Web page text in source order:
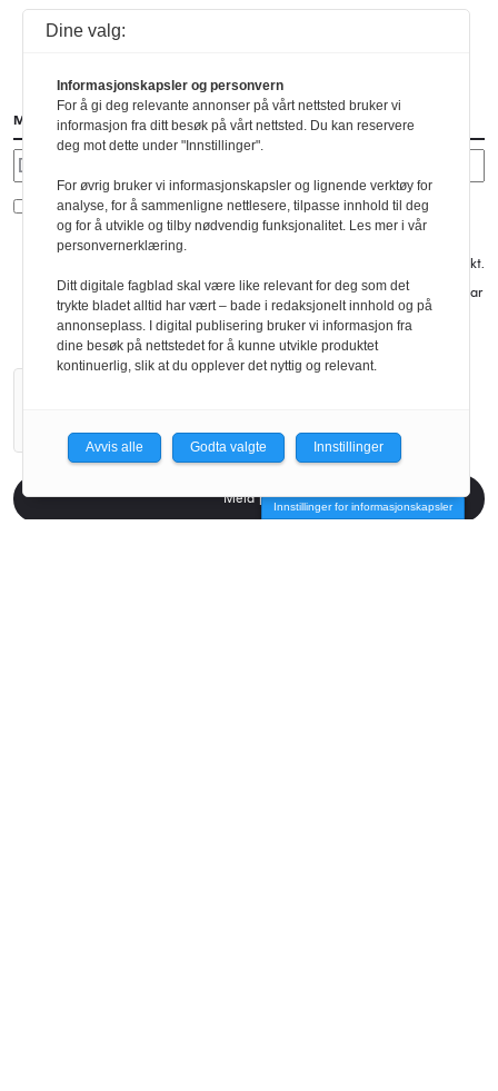
Meld på nyhetsbrev
Arkitektur vil bruke denne informasjonen til å sende deg våre
ukentlige nyhetsbrev. Om du senere skulle ønske å melde deg av
dette nyhetsbrevet kan du enkelt endre dette nederst i
nyhetsbrevene du mottar fra oss eller ved å kontakte oss på
redaksjon@arkitektur.no. Vi behandler din informasjon med respekt.
Se vår personvernerklæring for mer informasjon. Ved å klikke på
knappen gir du ditt samtykke til at vi lagrer informasjonen i samsvar
med disse vilkårene.
Meld på
Innstillinger for informasjonskapsler
Dine valg:
Informasjonskapsler og personvern
For å gi deg relevante annonser på vårt nettsted bruker vi
informasjon fra ditt besøk på vårt nettsted. Du kan reservere
deg mot dette under "Innstillinger".
For øvrig bruker vi informasjonskapsler og lignende verktøy for
analyse, for å sammenligne nettlesere, tilpasse innhold til deg
og for å utvikle og tilby nødvendig funksjonalitet. Les mer i vår
personvernerklæring.
Ditt digitale fagblad skal være like relevant for deg som det
trykte bladet alltid har vært – bade i redaksjonelt innhold og på
annonseplass. I digital publisering bruker vi informasjon fra
dine besøk på nettstedet for å kunne utvikle produktet
kontinuerlig, slik at du opplever det nyttig og relevant.
Avvis alle Godta valgte Innstillinger